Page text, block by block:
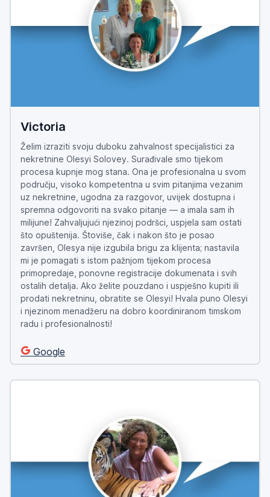
Victoria
Želim izraziti svoju duboku zahvalnost specijalistici za
nekretnine Olesyi Solovey. Surađivale smo tijekom
procesa kupnje mog stana. Ona je profesionalna u svom
području, visoko kompetentna u svim pitanjima vezanim
uz nekretnine, ugodna za razgovor, uvijek dostupna i
spremna odgovoriti na svako pitanje — a imala sam ih
milijune! Zahvaljujući njezinoj podršci, uspjela sam ostati
što opuštenija. Štoviše, čak i nakon što je posao
završen, Olesya nije izgubila brigu za klijenta; nastavila
mi je pomagati s istom pažnjom tijekom procesa
primopredaje, ponovne registracije dokumenata i svih
ostalih detalja. Ako želite pouzdano i uspješno kupiti ili
prodati nekretninu, obratite se Olesyi! Hvala puno Olesyi
i njezinom menadžeru na dobro koordiniranom timskom
radu i profesionalnosti!
Google